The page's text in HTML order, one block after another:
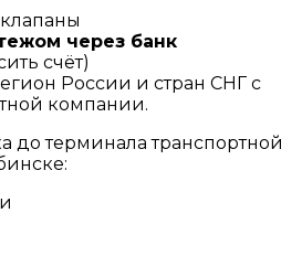
через банк
счёт)
России и стран СНГ с
компании.
до терминала транспортной